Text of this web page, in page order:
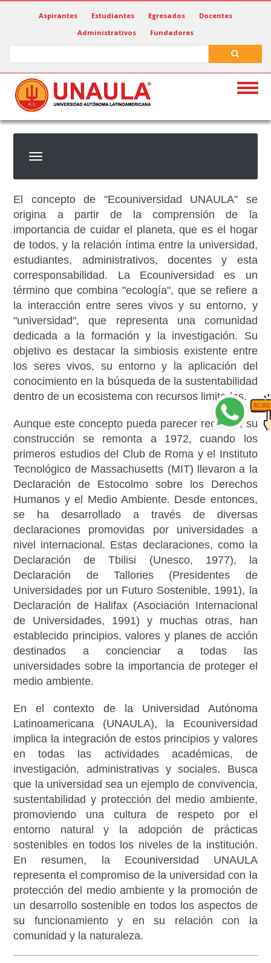
Aspirantes Estudiantes Egresados
Docentes
Administrativos
Fundadores
El concepto de "Ecouniversidad UNAULA" se
origina a partir de la comprensión de la
importancia de cuidar el planeta, que es el hogar
de todos, y la relación íntima entre la universidad,
estudiantes, administrativos, docentes y esta
corresponsabilidad. La Ecouniversidad es un
término que combina "ecología", que se refiere a
la interacción entre seres vivos y su entorno, y
"universidad", que representa una comunidad
dedicada a la formación y la investigación. Su
objetivo es destacar la simbiosis existente entre
los seres vivos, su entorno y la aplicación del
conocimiento en la búsqueda de la sustentabilidad
dentro de un ecosistema con recursos limitados.
Aunque este concepto pueda parecer reciente, su
construcción se remonta a 1972, cuando los
primeros estudios del Club de Roma y el Instituto
Tecnológico de Massachusetts (MIT) llevaron a la
Declaración de Estocolmo sobre los Derechos
Humanos y el Medio Ambiente. Desde entonces,
se ha desarrollado a través de diversas
declaraciones promovidas por universidades a
nivel internacional. Estas declaraciones, como la
Declaración de Tbilisi (Unesco, 1977), la
Declaración de Tallories (Presidentes de
Universidades por un Futuro Sostenible, 1991), la
Declaración de Halifax (Asociación Internacional
de Universidades, 1991) y muchas otras, han
establecido principios, valores y planes de acción
destinados a concienciar a todas las
universidades sobre la importancia de proteger el
medio ambiente.
En el contexto de la Universidad Autónoma
Latinoamericana (UNAULA), la Ecouniversidad
implica la integración de estos principios y valores
en todas las actividades académicas, de
investigación, administrativas y sociales. Busca
que la universidad sea un ejemplo de convivencia,
sustentabilidad y protección del medio ambiente,
promoviendo una cultura de respeto por el
entorno natural y la adopción de prácticas
sostenibles en todos los niveles de la institución.
En resumen, la Ecouniversidad UNAULA
representa el compromiso de la universidad con la
protección del medio ambiente y la promoción de
un desarrollo sostenible en todos los aspectos de
su funcionamiento y en su relación con la
comunidad y la naturaleza.